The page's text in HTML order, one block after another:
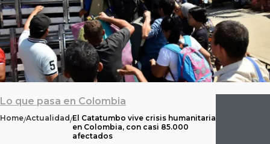
Lo que pasa en Colombia
Home/Actualidad/El Catatumbo vive crisis humanitaria
en Colombia, con casi 85.000
afectados